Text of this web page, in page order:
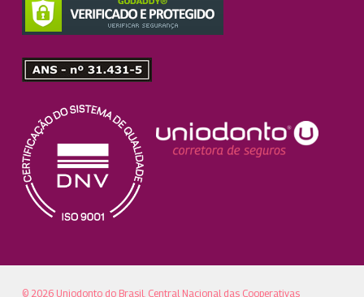
© 2026 Uniodonto do Brasil. Central Nacional das Cooperativas